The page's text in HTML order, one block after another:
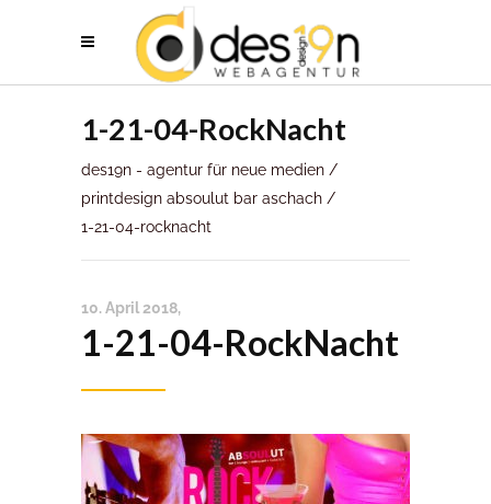
1-21-04-RockNacht
des19n - agentur für neue medien /
printdesign absoulut bar aschach /
1-21-04-rocknacht
10. April 2018
1-21-04-RockNacht